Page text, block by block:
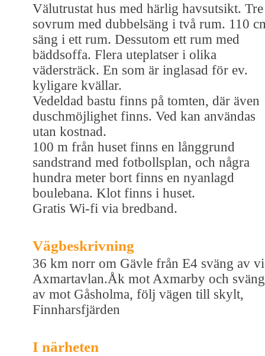
Välutrustat hus med härlig havsutsikt. Tre
sovrum med dubbelsäng i två rum. 110
säng i ett rum. Dessutom ett rum med
bäddsoffa. Flera uteplatser i olika
vädersträck. En som är inglasad för ev.
kyligare kvällar.
Vedeldad bastu finns på tomten, där även
duschmöjlighet finns. Ved kan användas
utan kostnad.
100 m från huset finns en långgrund
sandstrand med fotbollsplan, och några
hundra meter bort finns en nyanlagd
boulebana. Klot finns i huset.
Gratis Wi-fi via bredband.
Vägbeskrivning
36 km norr om Gävle från E4 sväng av
Axmartavlan.Åk mot Axmarby och sväng
av mot Gåsholma, följ vägen till skylt,
Finnharsfjärden
I närheten